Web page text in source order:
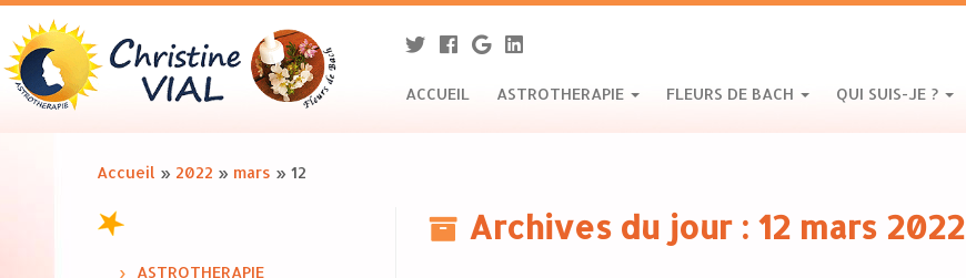
ACCUEIL ASTROTHERAPIE FLEURS DE BACH QUI SUIS-JE ?
Accueil » 2022 » mars » 12
ASTROTHERAPIE
Archives du jour : 12 mars 2022